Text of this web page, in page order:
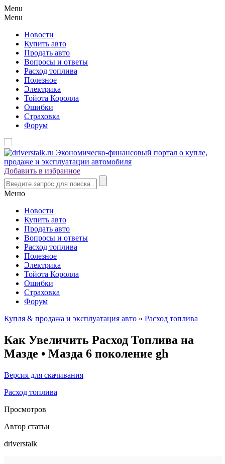
Menu
Menu
Новости
Купить авто
Продать авто
Вопросы и ответы
Расход топлива
Полезное
Электрика
Тойота Королла
Ошибки
Страховка
Форум
Добавить в избранное
Меню
Новости
Купить авто
Продать авто
Вопросы и ответы
Расход топлива
Полезное
Электрика
Тойота Королла
Ошибки
Страховка
Форум
Купля & продажа и эксплуатация авто » Расход топлива
Как Увеличить Расход Топлива на
Мазде • Мазда 6 поколение gh
Версия для скачивания
Расход топлива
Просмотров
Автор статьи
driverstalk